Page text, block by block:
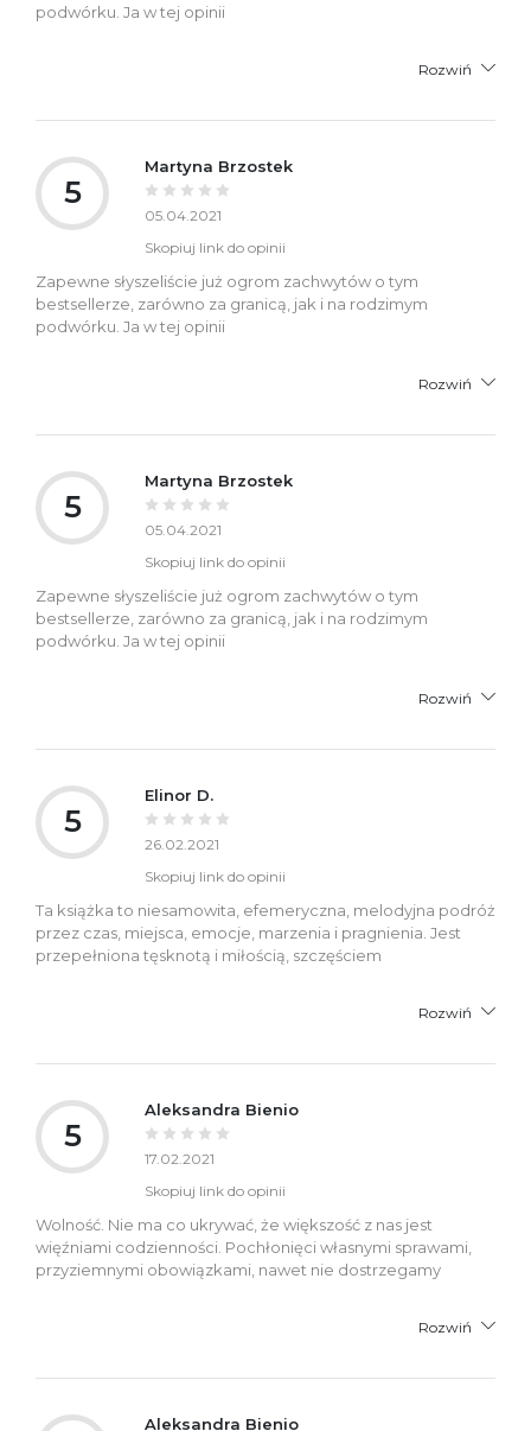
podwórku. Ja w tej opinii
Rozwiń
5
Martyna Brzostek
05.04.2021
Skopiuj link do opinii
Zapewne słyszeliście już ogrom zachwytów o tym
bestsellerze, zarówno za granicą, jak i na rodzimym
podwórku. Ja w tej opinii
Rozwiń
5
Martyna Brzostek
05.04.2021
Skopiuj link do opinii
Zapewne słyszeliście już ogrom zachwytów o tym
bestsellerze, zarówno za granicą, jak i na rodzimym
podwórku. Ja w tej opinii
Rozwiń
5
Elinor D.
26.02.2021
Skopiuj link do opinii
Ta książka to niesamowita, efemeryczna, melodyjna podróż
przez czas, miejsca, emocje, marzenia i pragnienia. Jest
przepełniona tęsknotą i miłością, szczęściem
Rozwiń
5
Aleksandra Bienio
17.02.2021
Skopiuj link do opinii
Wolność. Nie ma co ukrywać, że większość z nas jest
więźniami codzienności. Pochłonięci własnymi sprawami,
przyziemnymi obowiązkami, nawet nie dostrzegamy
Rozwiń
Aleksandra Bienio